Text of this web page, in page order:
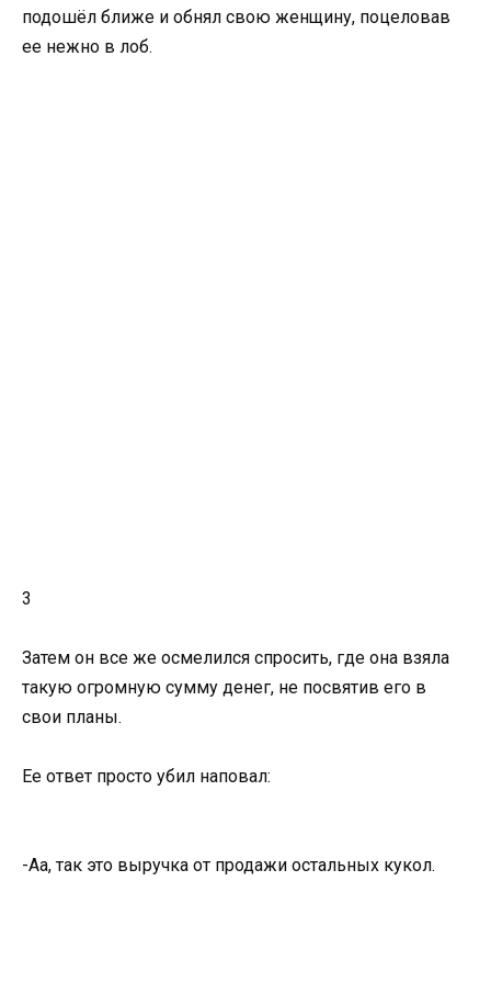
подошёл ближе и обнял свою женщину, поцеловав
ее нежно в лоб.
3
Затем он все же осмелился спросить, где она взяла
такую огромную сумму денег, не посвятив его в
свои планы.
Ее ответ просто убил наповал:
-Аа, так это выручка от продажи остальных кукол.